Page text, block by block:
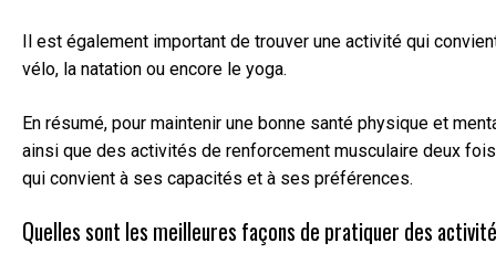
Il est également important de trouver une activité qui
vélo, la natation ou encore le yoga.
En résumé, pour maintenir une bonne santé physique et
ainsi que des activités de renforcement musculaire deux
qui convient à ses capacités et à ses préférences.
Quelles sont les meilleures façons de pratiquer des